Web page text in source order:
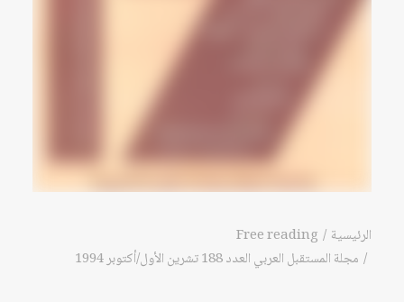
الرئيسية
Free reading
مجلة المستقبل العربي العدد 188 تشرين الأول/أكتوبر 1994